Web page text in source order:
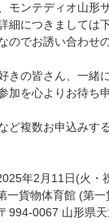
モンテディオ山形
細につきましては
のでお誘い合わせ
きの皆さん、一緒
加を心よりお待ち
ど複数お申込みす
年2月11日(火・
一貨物体育館 (第
山形県天